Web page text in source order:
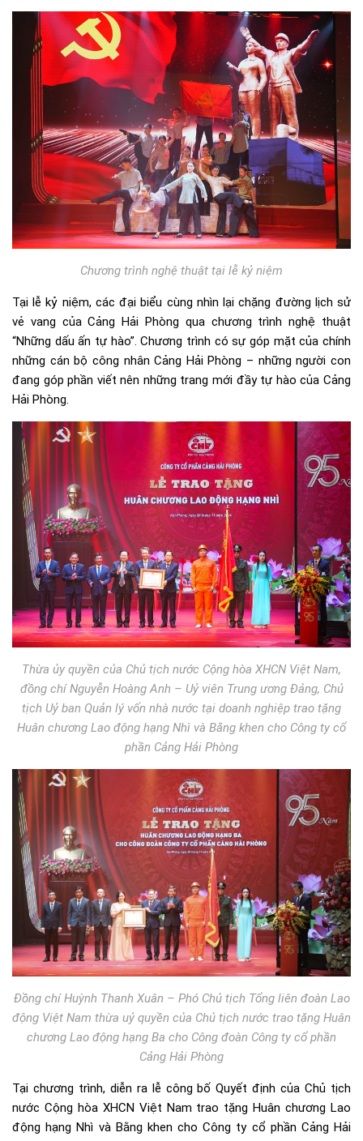
Chương trình nghệ thuật tại lễ kỷ niệm
Tại lễ kỷ niệm, các đại biểu cùng nhìn lại chặng đường lịch sử
vẻ vang của Cảng Hải Phòng qua chương trình nghệ thuật
“Những dấu ấn tự hào”. Chương trình có sự góp mặt của chính
những cán bộ công nhân Cảng Hải Phòng – những người con
đang góp phần viết nên những trang mới đầy tự hào của Cảng
Hải Phòng.
Thừa ủy quyền của Chủ tịch nước Cộng hòa XHCN Việt Nam,
đồng chí Nguyễn Hoàng Anh – Uỷ viên Trung ương Đảng, Chủ
tịch Uỷ ban Quản lý vốn nhà nước tại doanh nghiệp trao tặng
Huân chương Lao động hạng Nhì và Bằng khen cho Công ty cổ
phần Cảng Hải Phòng
Đồng chí Huỳnh Thanh Xuân – Phó Chủ tịch Tổng liên đoàn Lao
động Việt Nam thừa uỷ quyền của Chủ tịch nước trao tặng Huân
chương Lao động hạng Ba cho Công đoàn Công ty cổ phần
Cảng Hải Phòng
Tại chương trình, diễn ra lễ công bố Quyết định của Chủ tịch
nước Cộng hòa XHCN Việt Nam trao tặng Huân chương Lao
động hạng Nhì và Bằng khen cho Công ty cổ phần Cảng Hải